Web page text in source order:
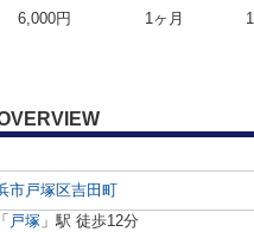
6,000円 1ヶ月
市戸塚区吉田町
「 戸塚 」駅 徒歩12分